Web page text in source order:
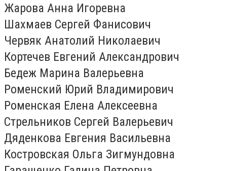
Жарова Анна Игоревна
Шахмаев Сергей Фанисович
Червяк Анатолий Николаевич
Кортечев Евгений Александрович
Бедеж Марина Валерьевна
Роменский Юрий Владимирович
Роменская Елена Алексеевна
Стрельников Сергей Валерьевич
Дяденкова Евгения Васильевна
Костровская Ольга Зигмундовна